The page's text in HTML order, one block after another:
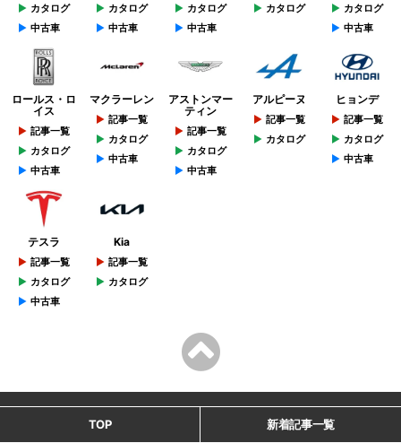
カタログ
中古車
カタログ
中古車
カタログ
中古車
カタログ
カタログ
中古車
ロールス・ロ
イス
記事一覧
カタログ
中古車
マクラーレン
記事一覧
カタログ
中古車
アストンマー
ティン
記事一覧
カタログ
中古車
アルピーヌ
記事一覧
カタログ
ヒョンデ
記事一覧
カタログ
中古車
テスラ
記事一覧
カタログ
中古車
Kia
記事一覧
カタログ
TOP 新着記事一覧